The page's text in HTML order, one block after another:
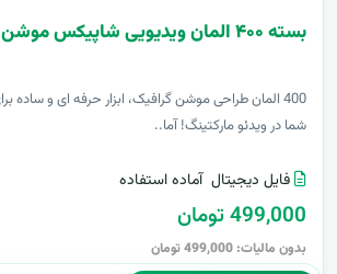
بسته ۴۰۰ المان ویدیویی شاپیکس موشن گرافیک
400 المان طراحی موشن گرافیک، ابزار حرفه ای و ساده
شما در ویدئو مارکتینگ! آما..
فایل دیجیتال آماده استفاده
499,000 تومان
بدون مالیات: 499,000 تومان